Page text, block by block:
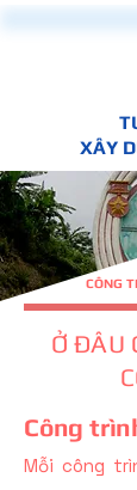
XÂY
CÔNG
Ở ĐÂU
Công
Mỗi công